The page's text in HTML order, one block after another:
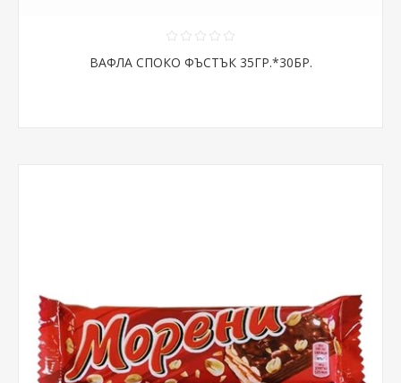
ВАФЛА СПОКО ФЪСТЪК 35ГР.*30БР.